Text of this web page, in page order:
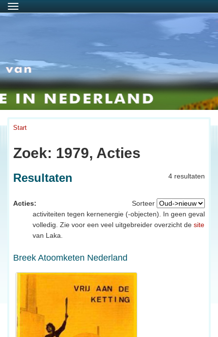
Menu
Start
Zoek: 1979, Acties
4 resultaten
Resultaten
Sorteer
Acties:
activiteiten tegen kernenergie (-objecten). In geen geval
volledig. Zie voor een veel uitgebreider overzicht de site
van Laka.
Breek Atoomketen Nederland